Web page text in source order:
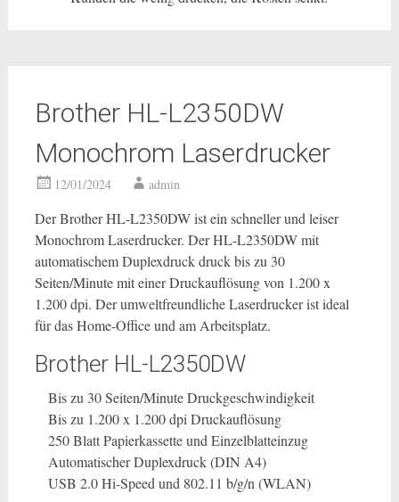
Brother HL-L2350DW
Monochrom Laserdrucker
12/01/2024 admin
Der Brother HL-L2350DW ist ein schneller und leiser
Monochrom Laserdrucker. Der HL-L2350DW mit
automatischem Duplexdruck druck bis zu 30
Seiten/Minute mit einer Druckauflösung von 1.200 x
1.200 dpi. Der umweltfreundliche Laserdrucker ist ideal
für das Home-Office und am Arbeitsplatz.
Brother HL-L2350DW
Bis zu 30 Seiten/Minute Druckgeschwindigkeit
Bis zu 1.200 x 1.200 dpi Druckauflösung
250 Blatt Papierkassette und Einzelblatteinzug
Automatischer Duplexdruck (DIN A4)
USB 2.0 Hi-Speed und 802.11 b/g/n (WLAN)